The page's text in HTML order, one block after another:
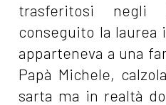
trasferitosi negli
conseguito la laurea
apparteneva a una
Papà Michele,
sarta ma in realtà